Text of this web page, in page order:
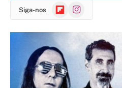
Siga-nos FlipboardInstagram